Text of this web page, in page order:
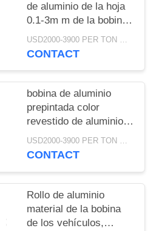
de aluminio de la hoja
0.1-3m m de la bobina
H24
USD2000-3900 PER TON MOQ:1TON
CONTACT
bobina de aluminio
prepintada color
revestido de aluminio
de la bobina 3105 h46
para el canal
USD2000-3900 PER TON MOQ:1TON
CONTACT
Rollo de aluminio
material de la bobina
de los vehículos,